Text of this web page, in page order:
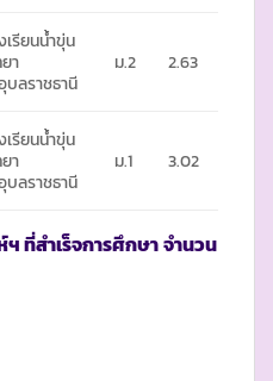
เรียนน้ำขุ่น
า
บลราชธานี
ม.2 2.63
เรียนน้ำขุ่น
า
บลราชธานี
ม.1 3.02
ฯ ที่สำเร็จการศึกษาจำนวน